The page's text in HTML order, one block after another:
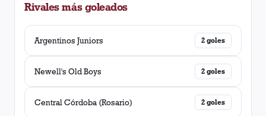
Rivales más goleados
Argentinos Juniors 2 goles
Newell's Old Boys 2 goles
Central Córdoba (Rosario) 2 goles